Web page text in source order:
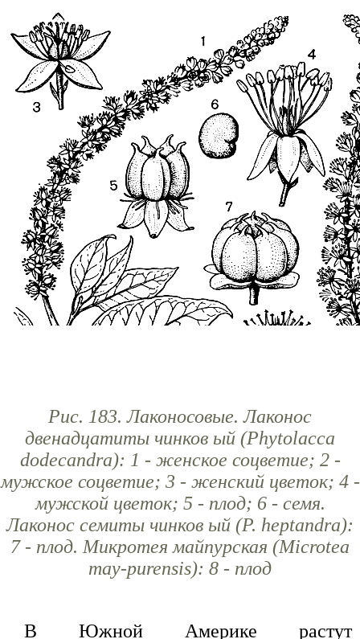
Рис. 183. Лаконосовые. Лаконос
двенадцатиты чинков ый (Phytolacca
dodecandra): 1 - женское соцветие; 2 -
мужское соцветие; 3 - женский цветок; 4 -
мужской цветок; 5 - плод; 6 - семя.
Лаконос семиты чинков ый (P. heptandra):
7 - плод. Микротея майпурская (Microtea
may-purensis): 8 - плод
В Южной Америке растут